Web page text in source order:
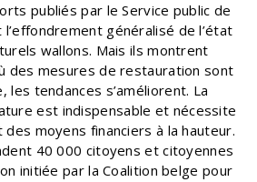
publiés par le Service public de
généralisé de l’état
wallons. Mais ils montrent
des mesures de restauration sont
les tendances s’améliorent. La
est indispensable et nécessite
moyens financiers à la hauteur.
40 000 citoyens et citoyennes
initiée par la Coalition belge pour